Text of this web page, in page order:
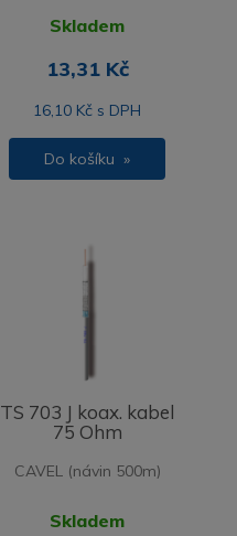
Skladem
13,31 Kč
16,10 Kč s DPH
Do košíku »
TS 703 J koax. kabel
75 Ohm
CAVEL (návin 500m)
Skladem